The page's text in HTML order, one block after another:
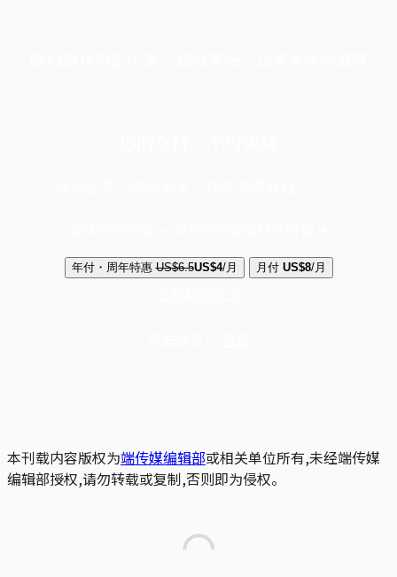
年付・周年特惠 US$6.5US$4/月 月付 US$8/月
本刊载内容版权为端传媒编辑部或相关单位所有,未经端传媒
编辑部授权,请勿转载或复制,否则即为侵权。